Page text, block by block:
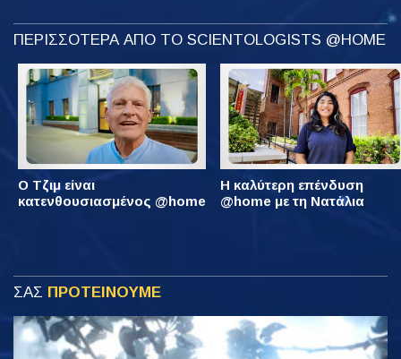
ΠΕΡΙΣΣΟΤΕΡΑ ΑΠΟ ΤΟ SCIENTOLOGISTS @HOME
Ο Τζιμ είναι
κατενθουσιασμένος @home
Η καλύτερη επένδυση
@home με τη Νατάλια
ΣΑΣ ΠΡΟΤΕΙΝΟΥΜΕ